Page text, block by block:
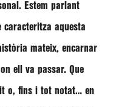
Estem parlant
caracteritza aquesta
mateix, encarnar
ell va passar. Que
o, fins i tot notat… en